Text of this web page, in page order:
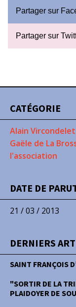
CATÉGORIE
Alain Vircondelet
Gaële de La
l'association
DATE DE
21 / 03 / 2013
DERNIERS
SAINT FRANÇOIS
"SORTIR DE LA
PLAIDOYER DE
Partager sur
Partager sur